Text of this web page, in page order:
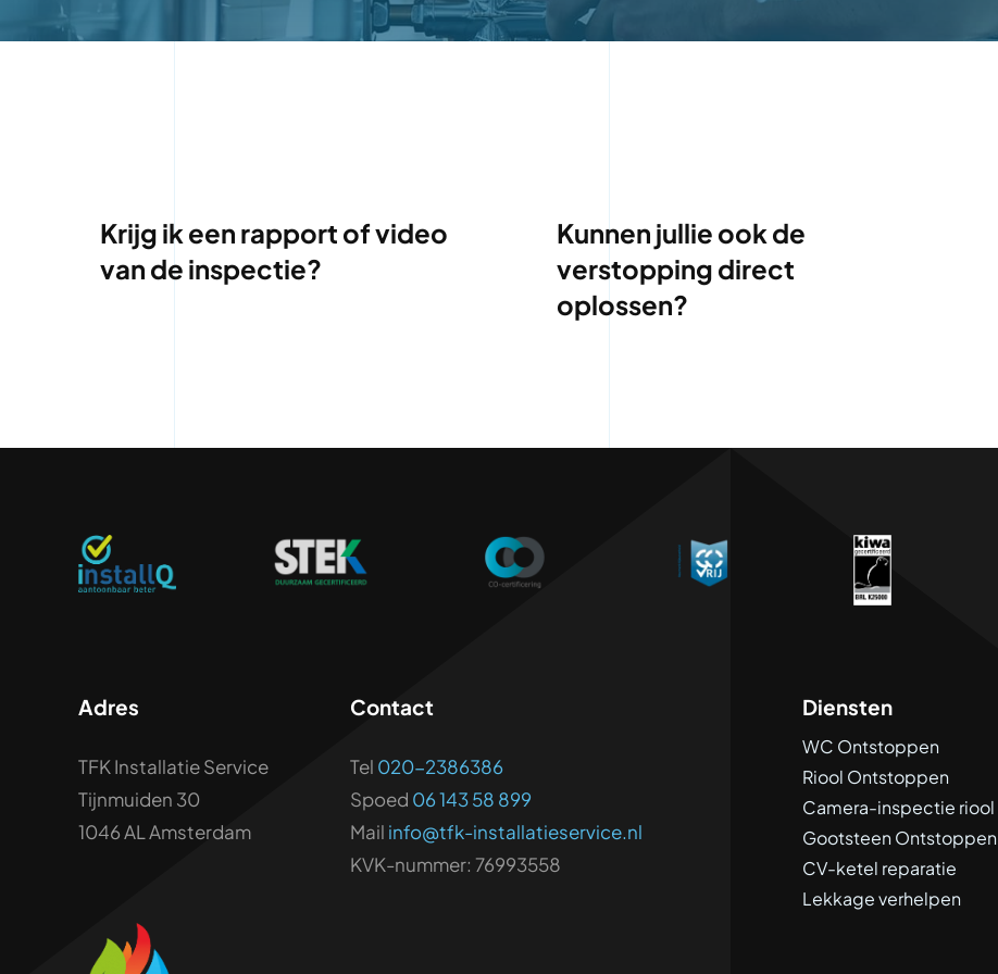
Krijg ik een rapport of video
van de inspectie?
Kunnen jullie ook de
verstopping direct
oplossen?
Adres
TFK Installatie Service
Tijnmuiden 30
1046 AL Amsterdam
Contact
Tel 020-2386386
Spoed 06 143 58 899
Mail info@tfk-installatieservice.nl
KVK-nummer: 76993558
Diensten
WC Ontstoppen
Riool Ontstoppen
Camera-inspectie riool
Gootsteen Ontstoppen
CV-ketel reparatie
Lekkage verhelpen